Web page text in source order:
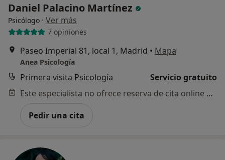
Daniel Palacino Martínez
Psicólogo · Ver más
7 opiniones
Paseo Imperial 81, local 1, Madrid • Mapa
Anea Psicología
Primera visita Psicología
Servicio gratuito
Este especialista no ofrece reserva de cita online en esta dirección.
Pedir una cita